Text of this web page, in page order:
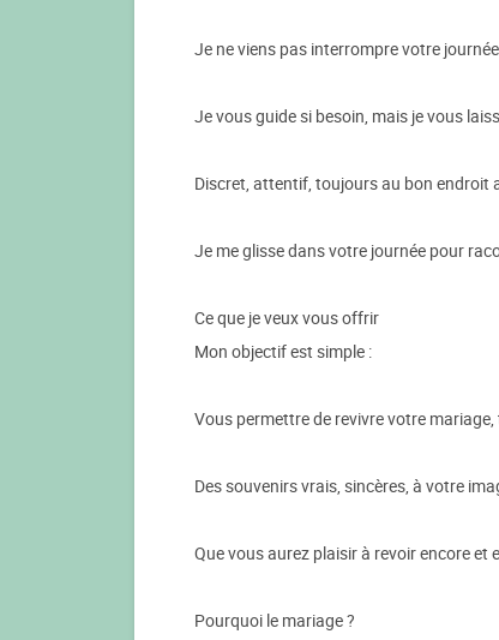
Je ne viens pas interrompre votre journée.
Je vous guide si besoin, mais je vous
Discret, attentif, toujours au bon endroit
Je me glisse dans votre journée pour
Ce que je veux vous offrir
Mon objectif est simple :
Vous permettre de revivre votre
Des souvenirs vrais, sincères, à votre
Que vous aurez plaisir à revoir encore et
Pourquoi le mariage ?